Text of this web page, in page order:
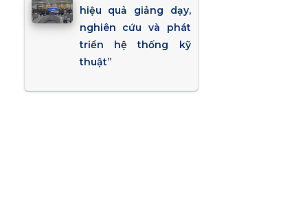
hiệu quả giảng dạy,
nghiên cứu và phát
triển hệ thống kỹ
thuật”